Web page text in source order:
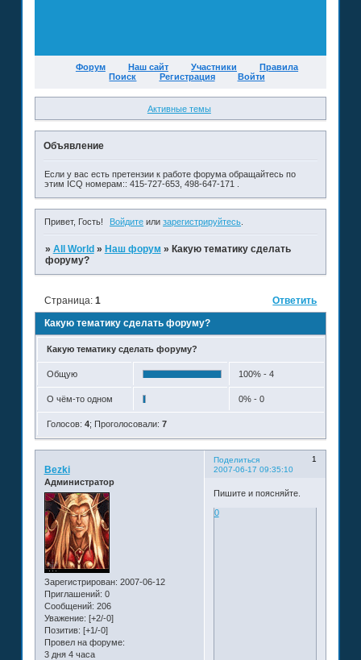
Форум Наш сайт Участники
Правила
Поиск
Регистрация Войти
Активные темы
Объявление
Если у вас есть претензии к работе форума обращайтесь по
этим ICQ номерам:: 415-727-653, 498-647-171 .
Привет, Гость! Войдите илизарегистрируйтесь
» All World » Наш форум » Какую тематику сделать
форуму?
Какую тематику сделать форуму?
Страница: 1 Ответить
Какую тематику сделать форуму?
Общую 100% - 4
О чём-то одном 0% - 0
Голосов: 4; Проголосовали: 7
Поделиться
1
2007-06-17 09:35:10
Bezki
Администратор
Зарегистрирован: 2007-06-12
Приглашений: 0
Сообщений: 206
Уважение: [+2/-0]
Позитив: [+1/-0]
Провел на форуме:
3 дня 4 часа
Пишите и поясняйте.
0